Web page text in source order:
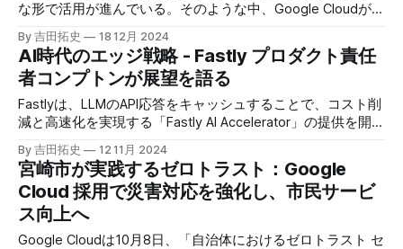
な形で活用が進んでいる。そのような中、Google Cloudが新
たに発表したGoogle Agentspaceは、いま注目を集めるAIエ
ージェントがエンタープライズITを大きく変革する予兆と言
えるだろう。
By 吉田拓史 18 12月 2024
AI時代のエッジ戦略 - Fastly プロダクト責任
者コンプトンが展望を語る
Fastlyは、LLMのAPI応答をキャッシュすることで、コスト削
減と高速化を実現する「Fastly AI Accelerator」の提供を開始
した。キップ・コンプトン最高プロダクト責任者（CPO）
は、類似した質問への応答を再利用し、効率的な処理を可能
にすると説明した。さらに、コンプトンは、エッジコンピュ
ーティングの利点を活かしたパーソナライズや、エッジにお
けるGPUの経済性、セキュリティへの取り組みなど、Fastly
のAI戦略について語った。
By 吉田拓史 12 11月 2024
宮崎市が実践するゼロトラスト：Google
Cloud 採用で災害対応を強化し、市民サービ
ス向上へ
Google Cloudは10月8日、「自治体におけるゼロトラスト セ